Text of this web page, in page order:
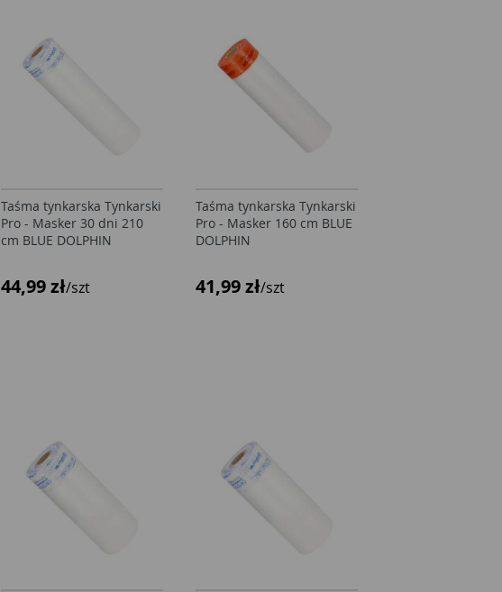
Taśma tynkarska Tynkarski
Pro - Masker 30 dni 210
cm BLUE DOLPHIN
44,99 zł/szt
Taśma tynkarska Tynkarski
Pro - Masker 160 cm BLUE
DOLPHIN
41,99 zł/szt